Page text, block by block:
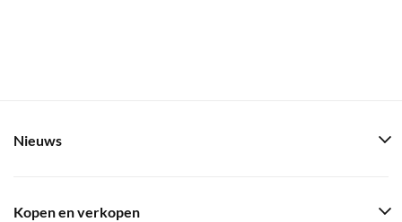
Nieuws
Kopen en verkopen